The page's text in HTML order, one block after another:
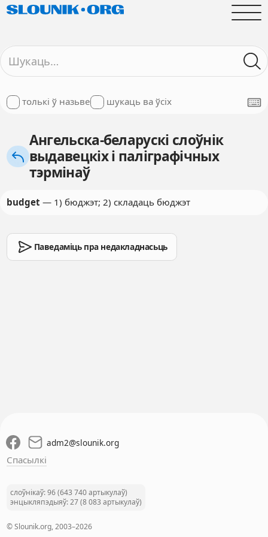
толькі ў назьве шукаць ва ўсіх
Ангельска-беларускі слоўнік
выдавецкіх і паліграфічных
тэрмінаў
budget — 1) бюджэт; 2) складаць бюджэт
Паведаміць пра недакладнасьць
adm2@slounik.org
Спасылкі
слоўнікаў: 96 (643 740 артыкулаў)
энцыкляпэдыяў: 27 (8 083 артыкулаў)
© Slounik.org, 2003–2026